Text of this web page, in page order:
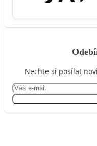
Nechte si posílat